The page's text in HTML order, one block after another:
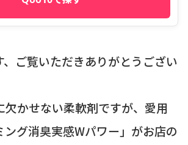
、ご覧いただきありがとうござい
欠かせない柔軟剤ですが、愛用
ング消臭実感Wパワー」がお店の